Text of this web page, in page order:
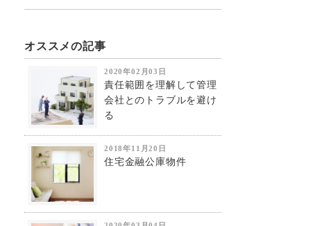
オススメの記事
2020年02月03日
責任範囲を理解して管理
会社とのトラブルを避け
る
2018年11月20日
住宅金融公庫物件